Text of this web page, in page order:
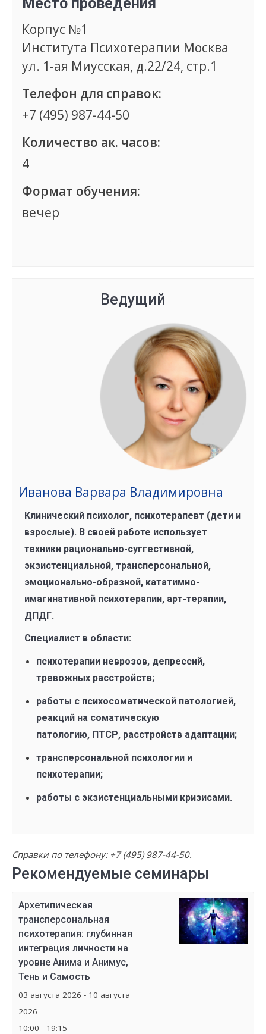
Корпус №1
Института Психотерапии Москва
ул. 1-ая Миусская, д.22/24, стр.1
Телефон для справок:
+7 (495) 987-44-50
Количество ак. часов:
4
Формат обучения:
вечер
Ведущий
Иванова Варвара Владимировна
Клинический психолог, психотерапевт (дети и
взрослые). В своей работе использует
техники рационально-суггестивной,
экзистенциальной, трансперсональной,
эмоционально-образной, кататимно-
имагинативной психотерапии, арт-терапии,
ДПДГ.
Специалист в области:
психотерапии неврозов, депрессий,
тревожных расстройств;
работы с психосоматической патологией,
реакций на соматическую
патологию, ПТСР, расстройств адаптации;
трансперсональной психологии и
психотерапии;
работы с экзистенциальными кризисами.
Справки по телефону: +7 (495) 987-44-50.
Рекомендуемые семинары
Архетипическая
трансперсональная
психотерапия: глубинная
интеграция личности на
уровне Анима и Анимус,
Тень и Самость
03 августа 2026 - 10 августа
2026
10:00 - 19:15